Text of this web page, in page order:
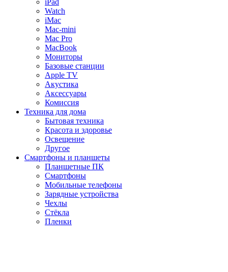
iPad
Watch
iMac
Mac-mini
Mac Pro
MacBook
Мониторы
Базовые станции
Apple TV
Акустика
Аксессуары
Комиссия
Техника для дома
Бытовая техника
Красота и здоровье
Освещение
Другое
Смартфоны и планшеты
Планшетные ПК
Смартфоны
Мобильные телефоны
Зарядные устройства
Чехлы
Стёкла
Пленки